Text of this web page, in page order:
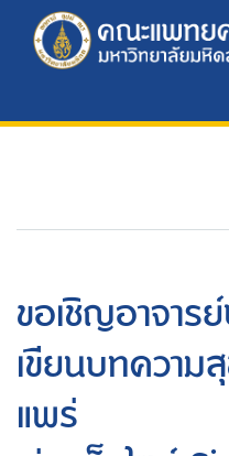
ขอเชิญอาจาร
เขียนบทความ
แพร่